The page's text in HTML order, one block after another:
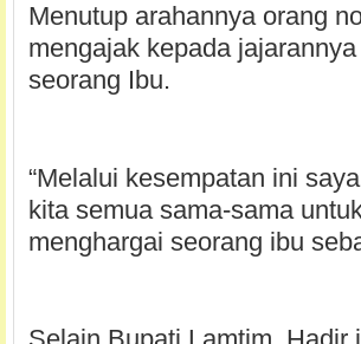
Menutup arahannya orang
mengajak kepada
seorang Ibu.
“Melalui kesempatan ini
kita semua sama-sama
menghargai seorang ibu